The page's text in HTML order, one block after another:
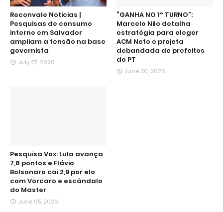
Reconvale Noticias |
Pesquisas de consumo
interno em Salvador
ampliam a tensão na base
governista
July 27, 2026
“GANHA NO 1º TURNO”:
Marcelo Nilo detalha
estratégia para eleger
ACM Neto e projeta
debandada de prefeitos
do PT
June 30, 2026
Pesquisa Vox: Lula avança
7,8 pontos e Flávio
Bolsonaro cai 2,9 por elo
com Vorcaro e escândalo
do Master
June 05, 2026